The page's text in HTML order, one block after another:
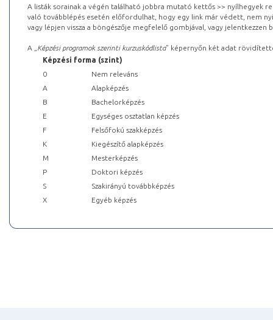
A listák sorainak a végén található jobbra mutató kettős >> nyílhegyek
való továbblépés esetén előfordulhat, hogy egy link már védett, nem
vagy lépjen vissza a böngészője megfelelő gombjával, vagy
A „ Képzési programok szerinti kurzuskódlista” képernyőn két adat
Képzési forma (szint)
0
Nem releváns
A
Alapképzés
B
Bachelorképzés
E
Egységes osztatlan képzés
F
Felsőfokú szakképzés
K
Kiegészítő alapképzés
M
Mesterképzés
P
Doktori képzés
S
Szakirányú továbbképzés
X
Egyéb képzés